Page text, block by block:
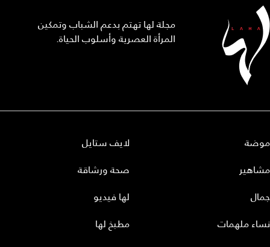
مجلة لها تهتم بدعم الشباب وتمكين
المرأة العصرية وأسلوب الحياة.
موضة
مشاهير
جمال
نساء ملهمات
لايف ستايل
صحة ورشاقة
لها فيديو
مطبخ لها